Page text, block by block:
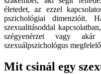
életedet, az ezzel
pszichológiai dimenzióit.
szexualitásoddal
szégyenérzet vagy akár
szexuálpszichológus
Mit csinál egy